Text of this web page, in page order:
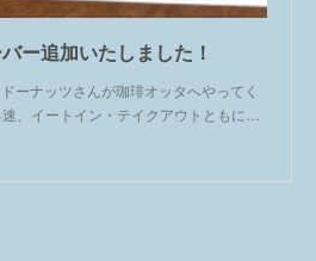
ー追加いたしました！
ーナッツさんが珈琲オッタへやってく
、イートイン・テイクアウトともに…